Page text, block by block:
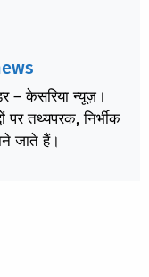
– केसरिया न्यूज़।
पर तथ्यपरक, निर्भीक
जाते हैं।